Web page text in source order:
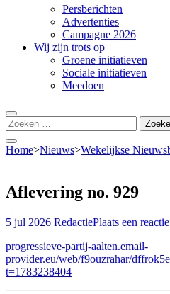
Persberichten
Advertenties
Campagne 2026
Wij zijn trots op
Groene initiatieven
Sociale initiatieven
Meedoen
Zoeken
naar:
Home>Nieuws>Wekelijkse
Aflevering no. 929
5 jul 2026 RedactiePlaats een reactie
progressieve-partij-aalten.email-
provider.eu/web/f9ouzrahar/
t=1783238404